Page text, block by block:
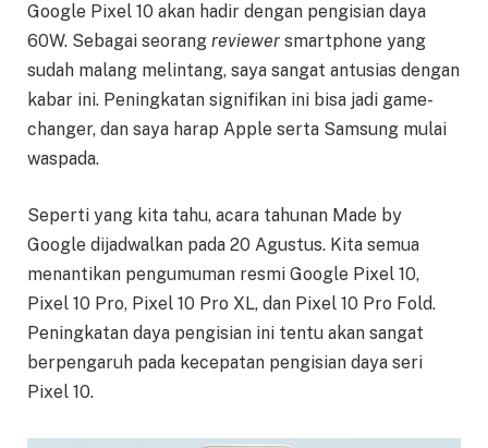
Google Pixel 10 akan hadir dengan pengisian daya
60W. Sebagai seorang reviewer smartphone yang
sudah malang melintang, saya sangat antusias dengan
kabar ini. Peningkatan signifikan ini bisa jadi game-
changer, dan saya harap Apple serta Samsung mulai
waspada.
Seperti yang kita tahu, acara tahunan Made by
Google dijadwalkan pada 20 Agustus. Kita semua
menantikan pengumuman resmi Google Pixel 10,
Pixel 10 Pro, Pixel 10 Pro XL, dan Pixel 10 Pro Fold.
Peningkatan daya pengisian ini tentu akan sangat
berpengaruh pada kecepatan pengisian daya seri
Pixel 10.